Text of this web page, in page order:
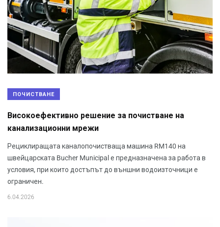
ПОЧИСТВАНЕ
Високоефективно решение за почистване на
канализационни мрежи
Рециклиращата каналопочистваща машина RM140 на
швейцарската Bucher Municipal е предназначена за работа в
условия, при които достъпът до външни водоизточници е
ограничен.
6.04.2026